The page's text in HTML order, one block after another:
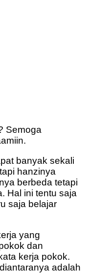
Semoga
banyak sekali
hanzinya
berbeda tetapi
Hal ini tentu saja
saja belajar
yang
dan
kerja pokok.
adalah